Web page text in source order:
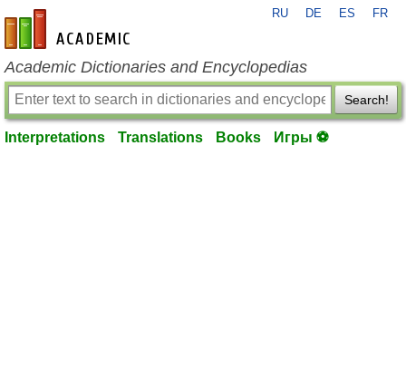
en-academic.com
RU DE ES FR
Academic Dictionaries and Encyclopedias
Search!
Interpretations Translations Books Игры ⚽